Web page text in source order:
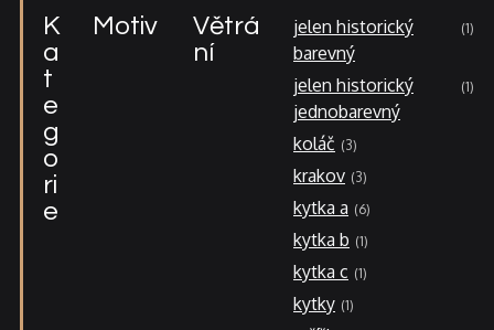
K
a
t
e
g
o
ri
e
Motiv
Větrá
ní
jelen historický
barevný
1
jelen historický
jednobarevný
1
koláč 3
krakov 3
kytka a 6
kytka b 1
kytka c 1
kytky 1